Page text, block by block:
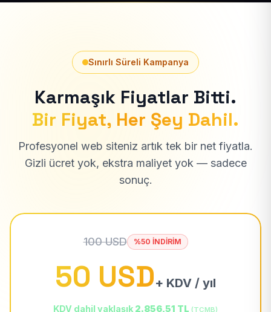
Sınırlı Süreli Kampanya
Karmaşık Fiyatlar Bitti.
Bir Fiyat, Her Şey Dahil.
Profesyonel web siteniz artık tek bir net fiyatla.
Gizli ücret yok, ekstra maliyet yok — sadece
sonuç.
100 USD %50 İNDİRİM
50 USD+ KDV / yıl
KDV dahil yaklaşık 2.856,51 TL (TCMB)